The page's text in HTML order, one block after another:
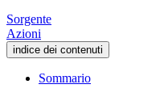
Sorgente
Azioni
indice dei contenuti
Sommario